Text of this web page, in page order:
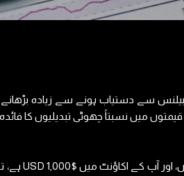
سے دستیاب ہونے سے زیادہ بڑھانے
میں نسبتاً چھوٹی تبدیلیوں کا فائدہ